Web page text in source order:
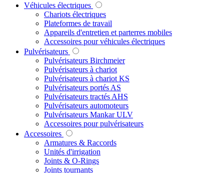
Véhicules électriques
Chariots électriques
Plateformes de travail
Appareils d'entretien et parterres mobiles
Accessoires pour véhicules électriques
Pulvérisateurs
Pulvérisateurs Birchmeier
Pulvérisateurs à chariot
Pulvérisateurs à chariot KS
Pulvérisateurs portés AS
Pulvérisateurs tractés AHS
Pulvérisateurs automoteurs
Pulvérisateurs Mankar ULV
Accessoires pour pulvérisateurs
Accessoires
Armatures & Raccords
Unités d'irrigation
Joints & O-Rings
Joints tournants